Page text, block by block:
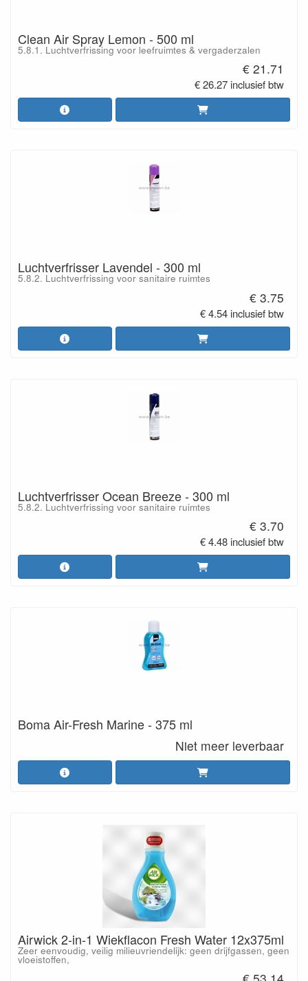
Clean Air Spray Lemon - 500 ml
5.8.1. Luchtverfrissing voor leefruimtes & vergaderzalen
€ 21.71
€ 26.27 inclusief btw
Luchtverfrisser Lavendel - 300 ml
5.8.2. Luchtverfrissing voor sanitaire ruimtes
€ 3.75
€ 4.54 inclusief btw
Luchtverfrisser Ocean Breeze - 300 ml
5.8.2. Luchtverfrissing voor sanitaire ruimtes
€ 3.70
€ 4.48 inclusief btw
Boma Air-Fresh Marine - 375 ml
Niet meer leverbaar
Airwick 2-in-1 Wiekflacon Fresh Water 12x375ml
Zeer eenvoudig, veilig milieuvriendelijk: geen drijfgassen, geen
vloeistoffen,